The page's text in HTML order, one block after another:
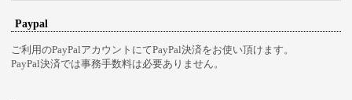
Paypal
ご利用のPayPalアカウントにてPayPal決済をお使い頂けます。
PayPal決済では事務手数料は必要ありません。